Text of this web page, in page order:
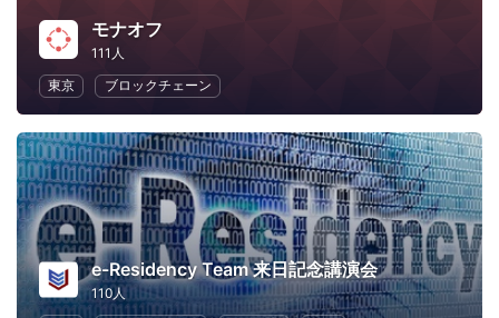
モナオフ
111人
東京
ブロックチェーン
e-Residency Team 来日記念講演会
110人